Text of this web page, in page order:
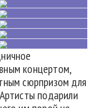
концертом,
сюрпризом для
подарили